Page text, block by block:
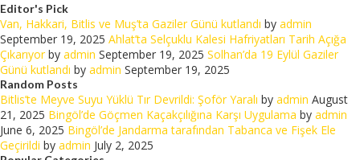
Editor's Pick
Van, Hakkari, Bitlis ve Muş’ta Gaziler Günü kutlandı by admin
September 19, 2025 Ahlat’ta Selçuklu Kalesi Hafriyatları Tarih Açığa
Çıkarıyorby admin September 19, 2025 Solhan’da 19 Eylül Gaziler
Günü kutlandı by admin September 19, 2025
Random Posts
Bitlis’te Meyve Suyu Yüklü Tır Devrildi: Şoför Yaralı by admin August
21, 2025 Bingöl’de Göçmen Kaçakçılığına Karşı Uygulama by admin
June 6, 2025 Bingöl’de Jandarma tarafından Tabanca ve Fişek Ele
Geçirildi by admin July 2, 2025